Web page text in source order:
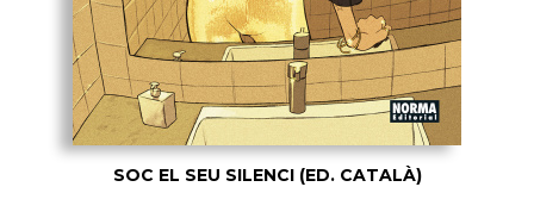
SOC EL SEU SILENCI (ED. CATALÀ)